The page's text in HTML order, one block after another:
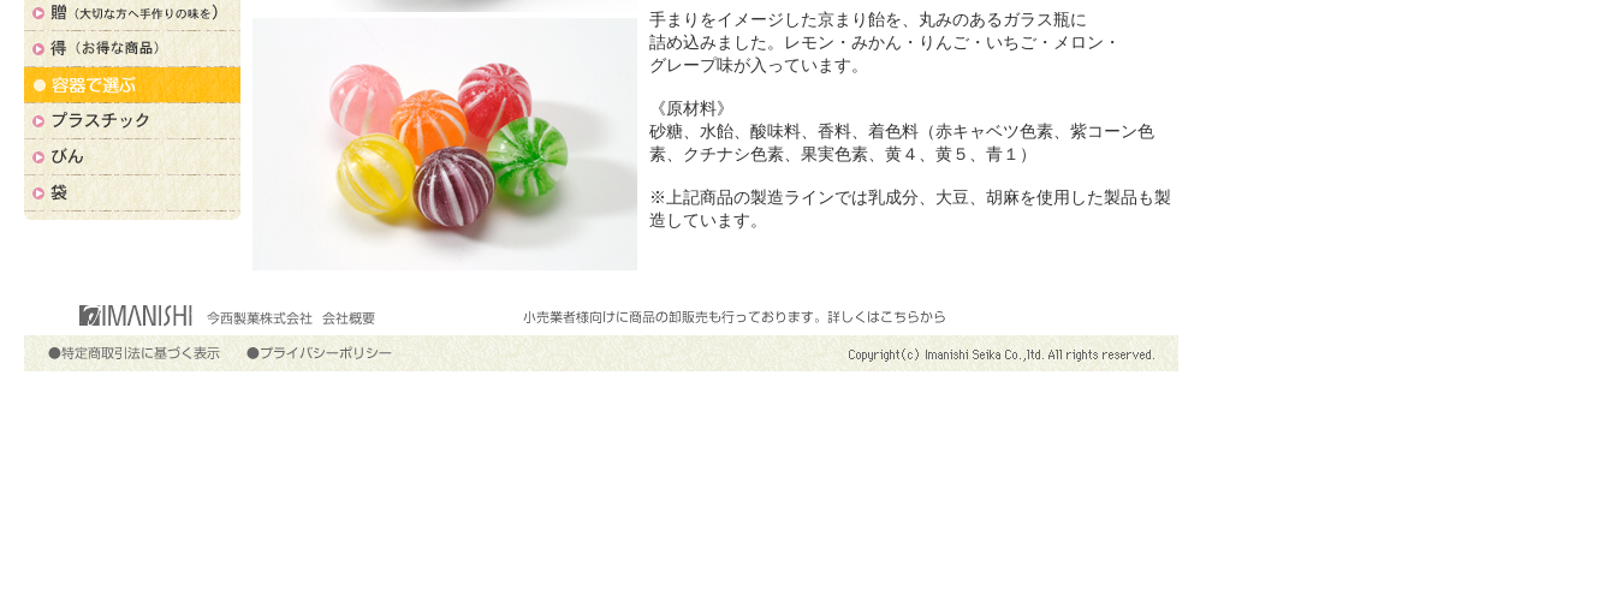
手まりをイメージした京まり飴を、丸みのあるガラス瓶に
詰め込みました。レモン・みかん・りんご・いちご・メロン・
グレープ味が入っています。
《原材料》
砂糖、水飴、酸味料、香料、着色料（赤キャベツ色素、紫コーン色
素、クチナシ色素、果実色素、黄４、黄５、青１）
※上記商品の製造ラインでは乳成分、大豆、胡麻を使用した製品も製
造しています。